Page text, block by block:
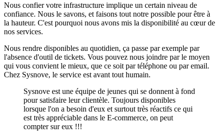
Nous confier votre infrastructure implique un certain niveau de
confiance. Nous le savons, et faisons tout notre possible pour être à
la hauteur. C'est pourquoi nous avons mis la disponibilité au cœur de
nos services.
Nous rendre disponibles au quotidien, ça passe par exemple par
l'absence d'outil de tickets. Vous pouvez nous joindre par le moyen
qui vous convient le mieux, que ce soit par téléphone ou par email.
Chez Sysnove, le service est avant tout humain.
Sysnove est une équipe de jeunes qui se donnent à fond
pour satisfaire leur clientèle. Toujours disponibles
lorsque l'on a besoin d'eux et surtout très réactifs ce qui
est très appréciable dans le E-commerce, on peut
compter sur eux !!!